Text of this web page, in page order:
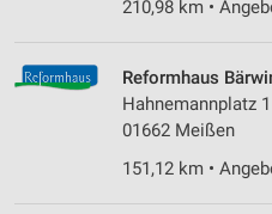
210,98 km •
Reformhaus
Hahnemannplatz 1
01662 Meißen
151,12 km •
Analyse von Zielgruppen
Kombinationen von Daten aus
Entwicklung und